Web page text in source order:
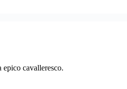
cavalleresco.